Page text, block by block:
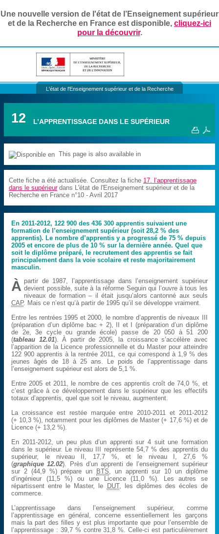
Une nouvelle version de l'état de l’Enseignement supérieur
et de la Recherche en France est disponible, cliquez-ici
pour la découvrir.
L'état de l'Enseignement supérieur et de la Recherche
12 L’APPRENTISSAGE DANS LE SUPÉRIEUR
This page is also available in
Cette fiche a été actualisée. Consultez la fiche 17. l’apprentissage
dans le supérieurdans L'état de l'Enseignement supérieur et de la
Recherche en France n°10 - Avril 2017
En 2011-2012, 122 900 des 436 300 apprentis suivaient une
formation de l’enseignement supérieur (soit 28,2 % des
apprentis). Le nombre d’apprentis y a progressé de 75 % depuis
2005 et encore de plus de 10 % sur la dernière année. Quel que
soit le diplôme préparé, le recrutement des apprentis se fait
principalement dans la voie scolaire et reste majoritairement
masculin.
À partir de 1987, l’apprentissage dans l’enseignement supérieur
devient possible, suite à la réforme Seguin qui l’ouvre à tous les
niveaux de formation – il était jusqu’alors cantonné aux seuls
CAP. Mais ce n’est qu’à partir de 1995 qu’il se développe vraiment.
Entre les rentrées 1995 et 2000, le nombre d’apprentis de niveaux III
(préparation d’un diplôme bac + 2), II et I (préparation d’un diplôme
de 2e, 3e cycle ou grande école) passe de 20 050 à 51 200
(tableau 12.01). À partir de 2005, la croissance s’accélère avec
l’apparition de la Licence professionnelle et du Master pour atteindre
122 900 apprentis à la rentrée 2011, ce qui correspond à 1,9 % des
jeunes âgés de 18 à 25 ans. Le poids de l’apprentissage dans
l’enseignement supérieur est alors de 5,1 %.
Entre 2005 et 2011, le nombre de ces apprentis croît de 74,0 %, et
c’est grâce à ce développement dans le supérieur que les effectifs
totaux d’apprentis, quel que soit le niveau, augmentent.
La croissance est restée marquée entre 2010-2011 et 2011-2012
(+ 10,3 %), notamment pour les diplômes de Master (+ 17,6 %) et de
Licence (+ 13,2 %).
En 2011-2012, un peu plus d’un apprenti sur 4 suit une formation
dans le supérieur. Le niveau III représente 54,7 % des apprentis du
supérieur, le niveau II, 17,7 %, et le niveau I, 27,6 %
(graphique 12.02). Près d’un apprenti de l’enseignement supérieur
sur 2 (44,9 %) prépare un BTS , un apprenti sur 10 un diplôme
d’ingénieur (11,5 %) ou une Licence (11,0 %). Les autres se
répartissent entre le Master, le DUT, les diplômes des écoles de
commerce.
L’apprentissage dans l’enseignement supérieur, comme
l’apprentissage en général, concerne essentiellement les garçons
mais la part des filles y est plus importante que pour l’ensemble de
l’apprentissage : 39,7 % contre 31,8 %. Celle-ci est particulièrement